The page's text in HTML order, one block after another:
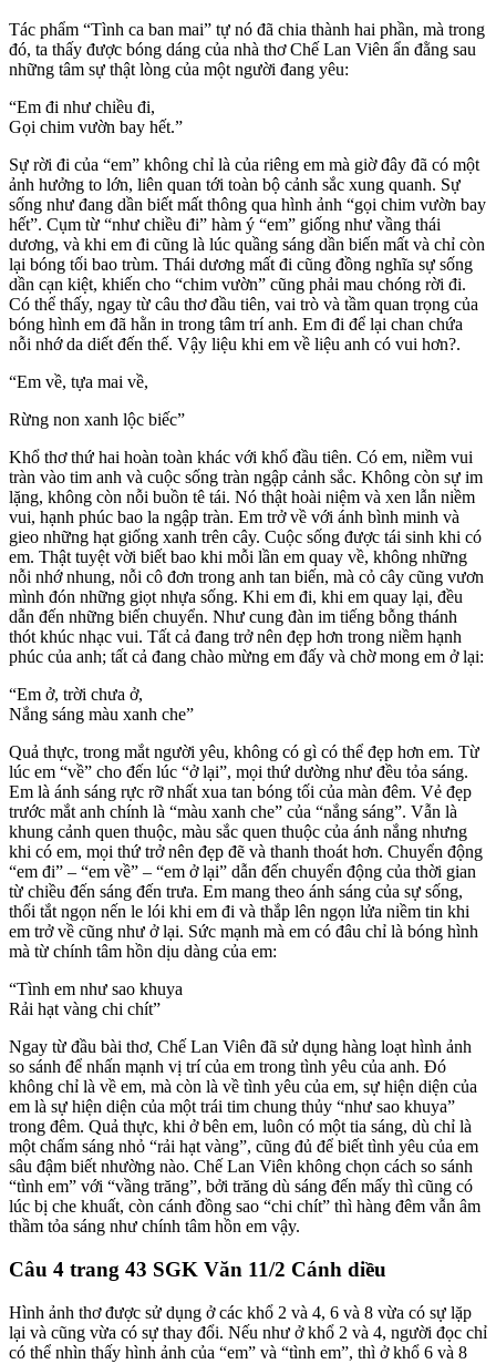
Tác phẩm “Tình ca ban mai” tự nó đã chia thành hai phần, mà trong
đó, ta thấy được bóng dáng của nhà thơ Chế Lan Viên ẩn đằng sau
những tâm sự thật lòng của một người đang yêu:
“Em đi như chiều đi,
Gọi chim vườn bay hết.”
Sự rời đi của “em” không chỉ là của riêng em mà giờ đây đã có một
ảnh hưởng to lớn, liên quan tới toàn bộ cảnh sắc xung quanh. Sự
sống như đang dần biết mất thông qua hình ảnh “gọi chim vườn bay
hết”. Cụm từ “như chiều đi” hàm ý “em” giống như vầng thái
dương, và khi em đi cũng là lúc quầng sáng dần biến mất và chỉ còn
lại bóng tối bao trùm. Thái dương mất đi cũng đồng nghĩa sự sống
dần cạn kiệt, khiến cho “chim vườn” cũng phải mau chóng rời đi.
Có thể thấy, ngay từ câu thơ đầu tiên, vai trò và tầm quan trọng của
bóng hình em đã hằn in trong tâm trí anh. Em đi để lại chan chứa
nỗi nhớ da diết đến thế. Vậy liệu khi em về liệu anh có vui hơn?.
“Em về, tựa mai về,
Rừng non xanh lộc biếc”
Khổ thơ thứ hai hoàn toàn khác với khổ đầu tiên. Có em, niềm vui
tràn vào tim anh và cuộc sống tràn ngập cảnh sắc. Không còn sự im
lặng, không còn nỗi buồn tê tái. Nó thật hoài niệm và xen lẫn niềm
vui, hạnh phúc bao la ngập tràn. Em trở về với ánh bình minh và
gieo những hạt giống xanh trên cây. Cuộc sống được tái sinh khi có
em. Thật tuyệt vời biết bao khi mỗi lần em quay về, không những
nỗi nhớ nhung, nỗi cô đơn trong anh tan biến, mà cỏ cây cũng vươn
mình đón những giọt nhựa sống. Khi em đi, khi em quay lại, đều
dẫn đến những biến chuyển. Như cung đàn im tiếng bỗng thánh
thót khúc nhạc vui. Tất cả đang trở nên đẹp hơn trong niềm hạnh
phúc của anh; tất cả đang chào mừng em đấy và chờ mong em ở lại:
“Em ở, trời chưa ở,
Nắng sáng màu xanh che”
Quả thực, trong mắt người yêu, không có gì có thể đẹp hơn em. Từ
lúc em “về” cho đến lúc “ở lại”, mọi thứ dường như đều tỏa sáng.
Em là ánh sáng rực rỡ nhất xua tan bóng tối của màn đêm. Vẻ đẹp
trước mắt anh chính là “màu xanh che” của “nắng sáng”. Vẫn là
khung cảnh quen thuộc, màu sắc quen thuộc của ánh nắng nhưng
khi có em, mọi thứ trở nên đẹp đẽ và thanh thoát hơn. Chuyển động
“em đi” – “em về” – “em ở lại” dẫn đến chuyển động của thời gian
từ chiều đến sáng đến trưa. Em mang theo ánh sáng của sự sống,
thổi tắt ngọn nến le lói khi em đi và thắp lên ngọn lửa niềm tin khi
em trở về cũng như ở lại. Sức mạnh mà em có đâu chỉ là bóng hình
mà từ chính tâm hồn dịu dàng của em:
“Tình em như sao khuya
Rải hạt vàng chi chít”
Ngay từ đầu bài thơ, Chế Lan Viên đã sử dụng hàng loạt hình ảnh
so sánh để nhấn mạnh vị trí của em trong tình yêu của anh. Đó
không chỉ là về em, mà còn là về tình yêu của em, sự hiện diện của
em là sự hiện diện của một trái tim chung thủy “như sao khuya”
trong đêm. Quả thực, khi ở bên em, luôn có một tia sáng, dù chỉ là
một chấm sáng nhỏ “rải hạt vàng”, cũng đủ để biết tình yêu của em
sâu đậm biết nhường nào. Chế Lan Viên không chọn cách so sánh
“tình em” với “vầng trăng”, bởi trăng dù sáng đến mấy thì cũng có
lúc bị che khuất, còn cánh đồng sao “chi chít” thì hàng đêm vẫn âm
thầm tỏa sáng như chính tâm hồn em vậy.
Câu 4 trang 43 SGK Văn 11/2 Cánh diều
Hình ảnh thơ được sử dụng ở các khổ 2 và 4, 6 và 8 vừa có sự lặp
lại và cũng vừa có sự thay đổi. Nếu như ở khổ 2 và 4, người đọc chỉ
có thể nhìn thấy hình ảnh của “em” và “tình em”, thì ở khổ 6 và 8